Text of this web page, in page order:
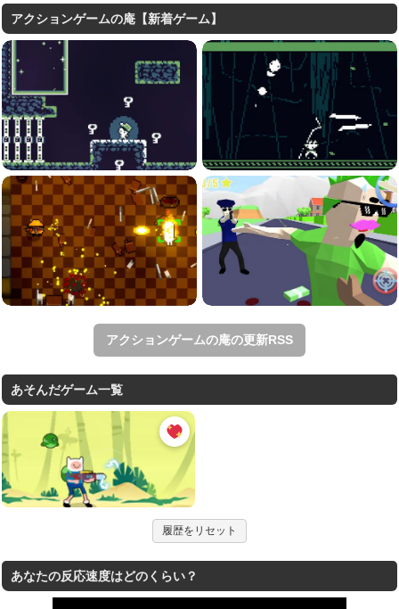
アクションゲームの庵【新着ゲーム】
アクションゲームの庵の更新RSS
あそんだゲーム一覧
履歴をリセット
あなたの反応速度はどのくらい？